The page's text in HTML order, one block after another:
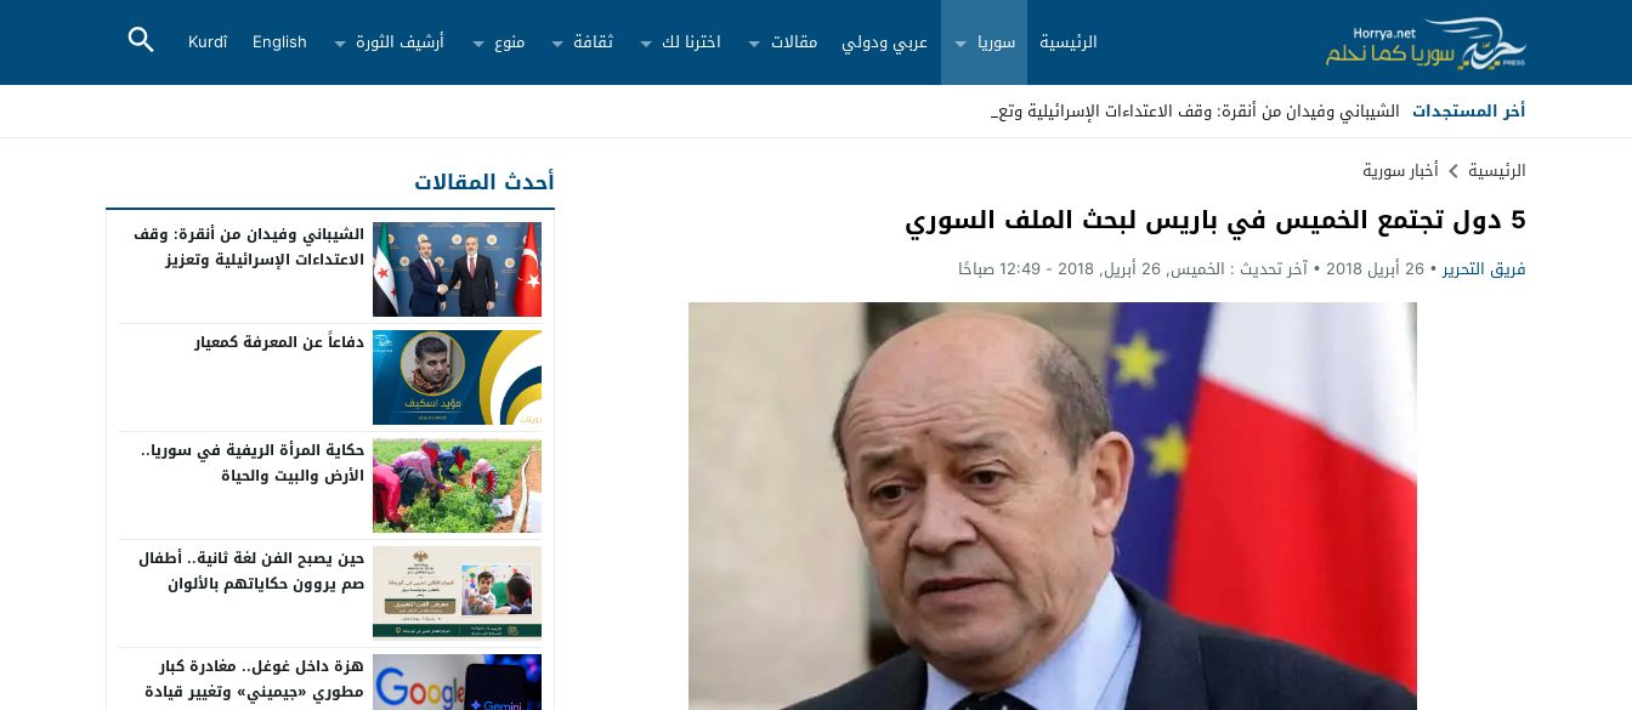
الرئيسية سوريا عربي ودولي مقالات اخترنا لك ثقافة منوع أرشيف الثورة English
Kurdî
أخر المستجدات الشيباني وفيدان من أنقرة: وقف الاعتداءات الإسرائيلية وتعزيز ال_
Stop
Previous
Next
الرئيسية أخبار سورية
5 دول تجتمع الخميس في باريس لبحث الملف السوري
فريق التحرير 26 أبريل 2018 آخر تحديث : الخميس, 26 أبريل, 2018 - 12:49 صباحًا
أحدث المقالات
الشيباني وفيدان من أنقرة: وقف
الاعتداءات الإسرائيلية وتعزيز
دفاعاً عن المعرفة كمعيار
حكاية المرأة الريفية في سوريا..
الأرض والبيت والحياة
حين يصبح الفن لغة ثانية.. أطفال
صم يروون حكاياتهم بالألوان
هزة داخل غوغل.. مغادرة كبار
مطوري «جيميني» وتغيير قيادة